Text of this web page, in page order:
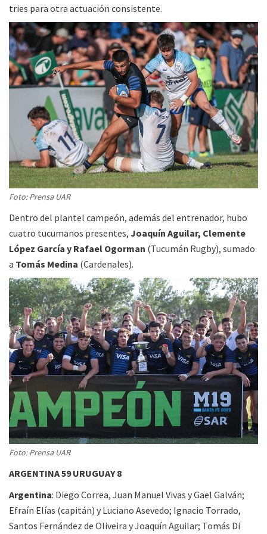
tries para otra actuación consistente.
Foto: Prensa UAR
Dentro del plantel campeón, además del entrenador, hubo
cuatro tucumanos presentes, Joaquín Aguilar, Clemente
López García y Rafael Ogorman (Tucumán Rugby), sumado
a Tomás Medina (Cardenales).
Foto: Prensa UAR
ARGENTINA 59 URUGUAY 8
Argentina: Diego Correa, Juan Manuel Vivas y Gael Galván;
Efraín Elías (capitán) y Luciano Asevedo; Ignacio Torrado,
Santos Fernández de Oliveira y Joaquín Aguilar; Tomás Di